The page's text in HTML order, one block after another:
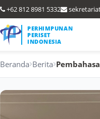
+62 812 8981 5332
PERHIMPUNAN
PERISET
INDONESIA
Beranda Berita